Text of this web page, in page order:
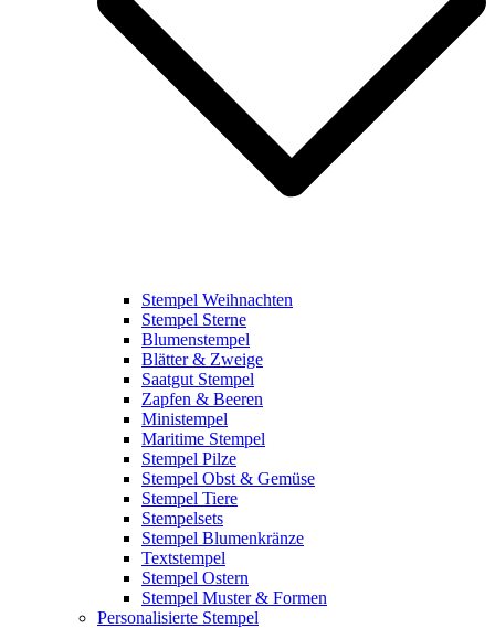
Stempel Weihnachten
Stempel Sterne
Blumenstempel
Blätter & Zweige
Saatgut Stempel
Zapfen & Beeren
Ministempel
Maritime Stempel
Stempel Pilze
Stempel Obst & Gemüse
Stempel Tiere
Stempelsets
Stempel Blumenkränze
Textstempel
Stempel Ostern
Stempel Muster & Formen
Personalisierte Stempel